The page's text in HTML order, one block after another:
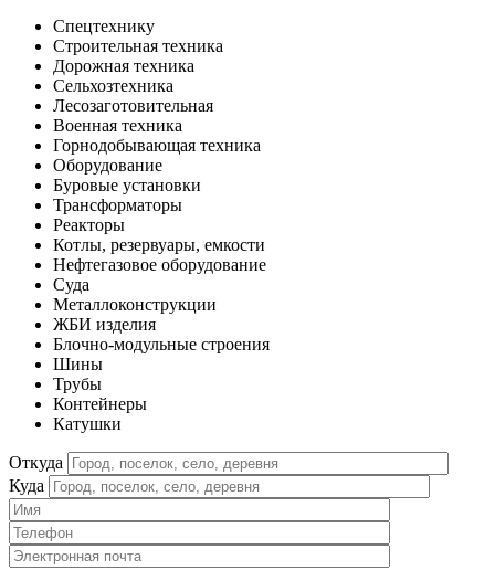
Спецтехнику
Строительная техника
Дорожная техника
Сельхозтехника
Лесозаготовительная
Военная техника
Горнодобывающая техника
Оборудование
Буровые установки
Трансформаторы
Реакторы
Котлы, резервуары, емкости
Нефтегазовое оборудование
Cуда
Металлоконструкции
ЖБИ изделия
Блочно-модульные строения
Шины
Трубы
Контейнеры
Катушки
Откуда
Куда